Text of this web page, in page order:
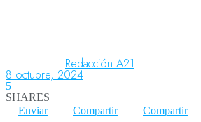
Redacción A21
8 octubre, 2024
5
SHARES
Enviar
Compartir Compartir